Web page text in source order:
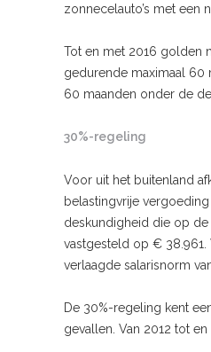
zonnecelauto’s met een
Tot en met 2016 golden
gedurende maximaal 60
60 maanden onder de
30%-regeling
Voor uit het buitenland
belastingvrije
deskundigheid die op de
vastgesteld op €
verlaagde salarisnorm
De 30%-regeling kent
gevallen. Van 2012 tot